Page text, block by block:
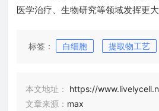
医学治疗、生物研究等领域发挥更大
标签： 白细胞 提取物工艺
本文地址：
https://
文章来源： max